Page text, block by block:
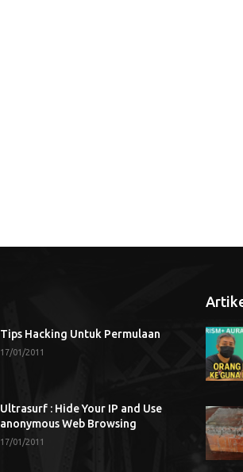
Tips Hacking Untuk Permulaan
17/01/2011
Ultrasurf : Hide Your IP and Use
anonymous Web Browsing
17/01/2011